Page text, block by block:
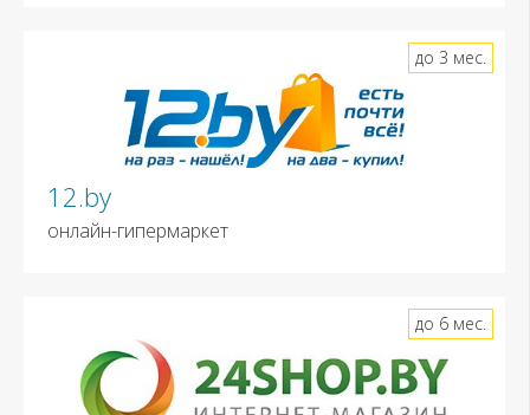
12.by
онлайн-гипермаркет
до 3 мес.
до 6 мес.